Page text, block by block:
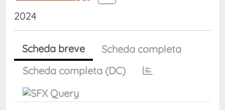
2024
Scheda breve
Scheda completa
Scheda completa (DC)